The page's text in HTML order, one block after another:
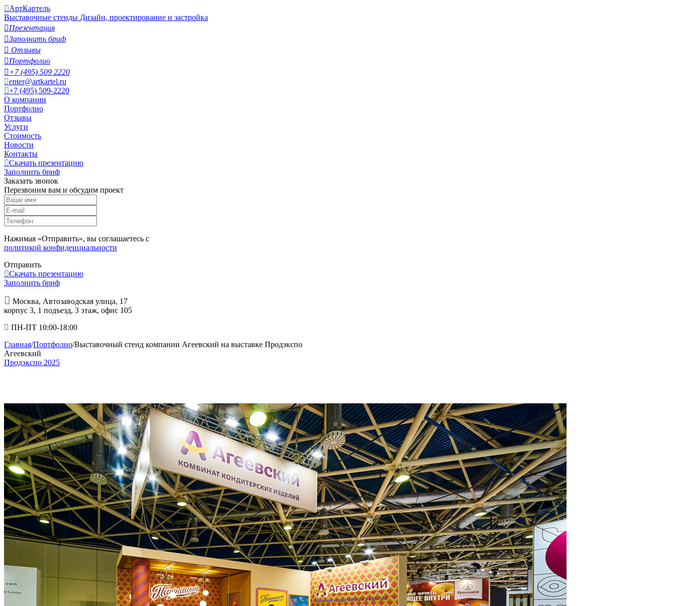
АртКартель
Выставочные стенды Дизайн, проектирование и застройка
Презентация
Заполнить бриф
 Отзывы
Портфолио
+7 (495) 509 2220
enter@artkartel.ru
+7 (495) 509-2220
О компании
Портфолио
Отзывы
Услуги
Стоимость
Новости
Контакты
Скачать презентацию
Заполнить бриф
Заказать звонок
Перезвоним вам и обсудим проект
Нажимая «Отправить», вы соглашаетесь с
политикой конфиденциальности
Отправить
Скачать презентацию
Заполнить бриф
Москва, Автозаводская улица, 17
корпус 3, 1 подъезд, 3 этаж, офис 105
ПН-ПТ 10:00-18:00
Главная/Портфолио/Выставочный стенд компании Агеевский на выставке Продэкспо
Агеевский
Продэкспо 2025